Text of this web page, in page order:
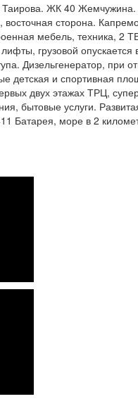
ЖК 40 Жемчужина.
сторона.
мебель, техника, 2
грузовой
Дизельгенератор, при
детская и спортивная
двух этажах ТРЦ,
бытовые услуги.
Батарея, море в 2